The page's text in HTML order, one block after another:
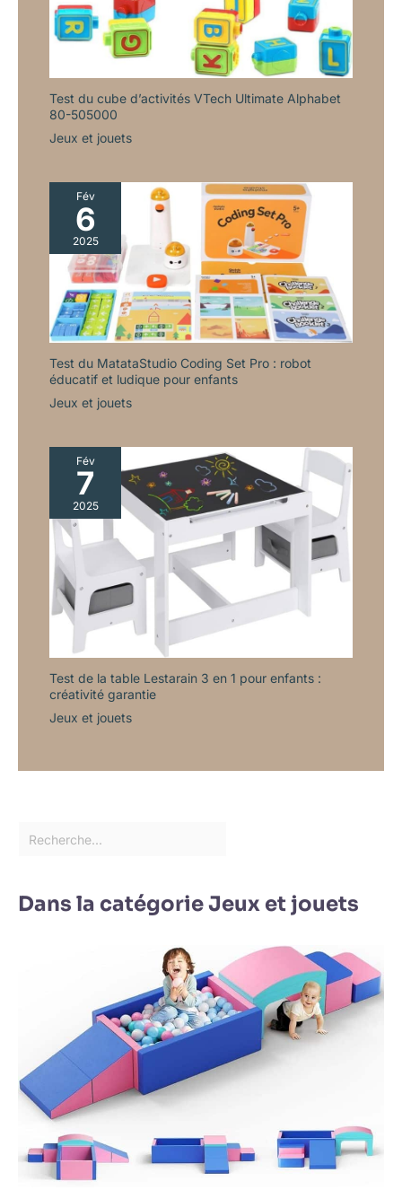
Test du cube d’activités VTech Ultimate Alphabet
80-505000
Jeux et jouets
Fév
6
2025
Test du MatataStudio Coding Set Pro : robot
éducatif et ludique pour enfants
Jeux et jouets
Fév
7
2025
Test de la table Lestarain 3 en 1 pour enfants :
créativité garantie
Jeux et jouets
Dans la catégorie Jeux et jouets